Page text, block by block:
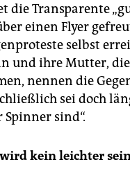
die Transparente
einen Flyer
selbst
und ihre Mutter,
nennen die
sei doch
Spinner sind“.
wird kein leichter